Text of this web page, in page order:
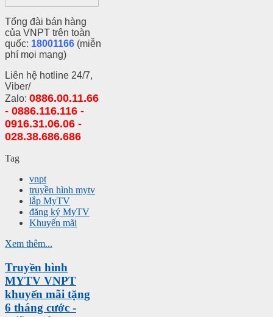
Tổng đài bán hàng
của VNPT trên toàn
quốc: 18001166 (miễn
phí mọi mạng)
Liên hệ hotline 24/7,
Viber/
Zalo: 0886.00.11.66
- 0886.116.116 -
0916.31.06.06 -
028.38.686.686
Tag
vnpt
truyền hình mytv
lắp MyTV
đăng ký MyTV
Khuyến mãi
Xem thêm...
Truyền hình
MYTV VNPT
khuyến mãi tặng
6 tháng cước -